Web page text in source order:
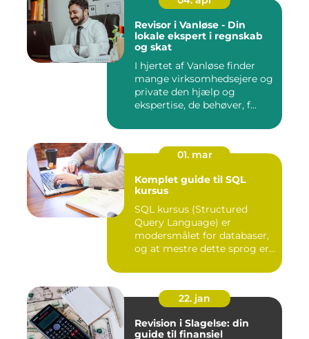
Revisor i Vanløse - Din
lokale ekspert i regnskab
og skat
I hjertet af Vanløse finder
mange virksomhedsejere og
private den hjælp og
ekspertise, de behøver, f...
01. mar
Komplet guide til SQL
kursus
SQL kursus (Structured
Query Language) er
modersmålet for databaser,
og at mestre dette sprog er
22. jan
Revision i Slagelse: din
guide til finansiel